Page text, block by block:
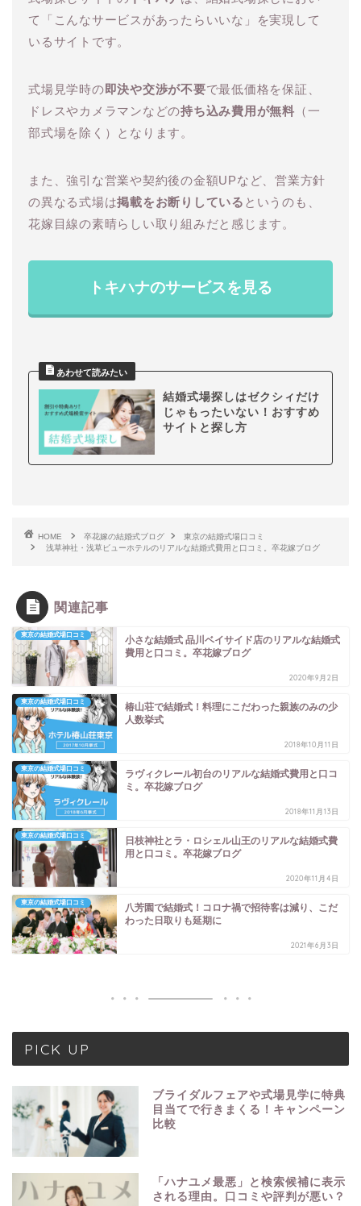
て「こんなサービスがあったらいいな」を実現して
いるサイトです。
式場見学時の即決や交渉が不要で最低価格を保証、
ドレスやカメラマンなどの持ち込み費用が無料 （一
部式場を除く）となります。
また、強引な営業や契約後の金額UPなど、営業方針
の異なる式場は掲載をお断りしている というのも、
花嫁目線の素晴らしい取り組みだと感じます。
トキハナのサービスを見る
結婚式場探しはゼクシィだけ
じゃもったいない！おすすめ
サイトと探し方
HOME 卒花嫁の結婚式ブログ
東京の結婚式場口コミ
浅草神社・浅草ビューホテルのリアルな結婚式費用と口コミ。卒花嫁ブログ
関連記事
東京の結婚式場口コミ
小さな結婚式 品川ベイサイド店のリアルな結婚式
費用と口コミ。卒花嫁ブログ
2020年9月2日
東京の結婚式場口コミ
椿山荘で結婚式！料理にこだわった親族のみの少
人数挙式
2018年10月11日
東京の結婚式場口コミ
ラヴィクレール初台のリアルな結婚式費用と口コ
ミ。卒花嫁ブログ
2018年11月13日
東京の結婚式場口コミ
日枝神社とラ・ロシェル山王のリアルな結婚式費
用と口コミ。卒花嫁ブログ
2020年11月4日
東京の結婚式場口コミ
八芳園で結婚式！コロナ禍で招待客は減り、こだ
わった日取りも延期に
2021年6月3日
PICK UP
ブライダルフェアや式場見学に特典
目当てで行きまくる！キャンペーン
比較
「ハナユメ最悪」と検索候補に表示
される理由。口コミや評判が悪い？